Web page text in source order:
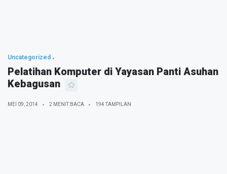
Uncategorized
Pelatihan Komputer di Yayasan Panti Asuhan
Kebagusan
MEI 09, 2014 2 MENIT BACA 194 TAMPILAN